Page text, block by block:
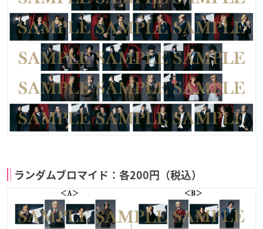
ランダムブロマイド：各200円（税込）